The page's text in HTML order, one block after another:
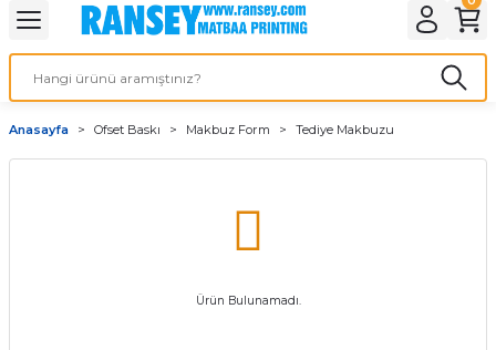
Geri Dön
Geri Dön
Geri Dön
Geri Dön
Ürünleri
Geri Dön
Geri Dön
Geri Dön
Anasayfa Ofset Baskı Makbuz Form Tediye Makbuzu
Ürün Bulunamadı.